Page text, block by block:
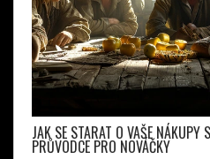
JAK SE STARAT O VAŠE NÁKUPY
PRŮVODCE PRO NOVÁČKY